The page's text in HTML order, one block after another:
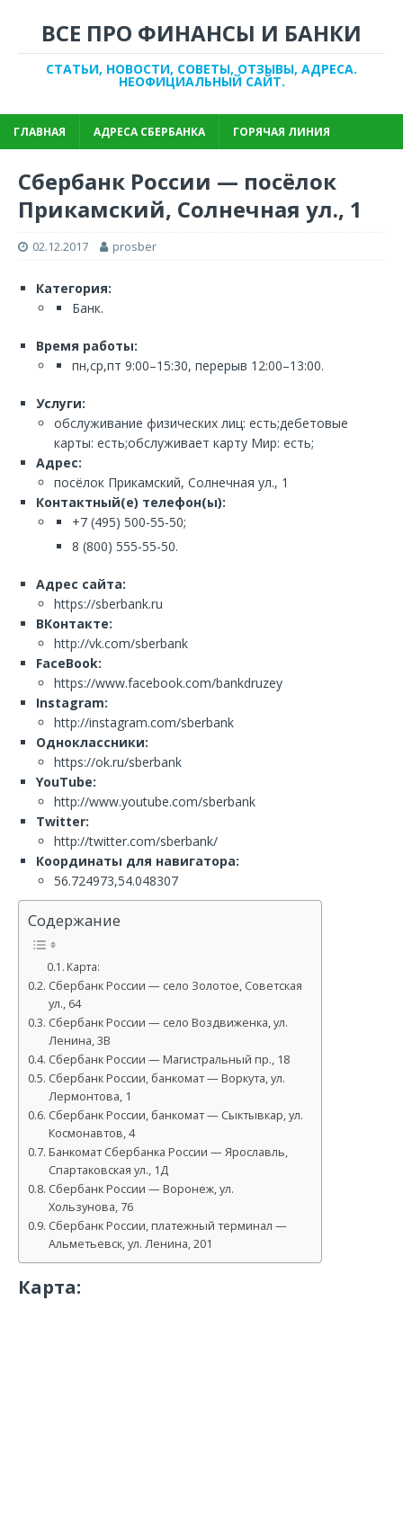
ВСЕ ПРО ФИНАНСЫ И БАНКИ
СТАТЬИ, НОВОСТИ, СОВЕТЫ, ОТЗЫВЫ, АДРЕСА.
НЕОФИЦИАЛЬНЫЙ САЙТ.
ГЛАВНАЯ АДРЕСА СБЕРБАНКА ГОРЯЧАЯ ЛИНИЯ
Сбербанк России — посёлок
Прикамский, Солнечная ул., 1
02.12.2017 prosber
Категория:
Банк.
Время работы:
пн,ср,пт 9:00–15:30, перерыв 12:00–13:00.
Услуги:
обслуживание физических лиц: есть;дебетовые
карты: есть;обслуживает карту Мир: есть;
Адрес:
посёлок Прикамский, Солнечная ул., 1
Контактный(е) телефон(ы):
+7 (495) 500-55-50;
8 (800) 555-55-50.
Адрес сайта:
https://sberbank.ru
ВКонтакте:
http://vk.com/sberbank
FaceBook:
https://www.facebook.com/bankdruzey
Instagram:
http://instagram.com/sberbank
Одноклассники:
https://ok.ru/sberbank
YouTube:
http://www.youtube.com/sberbank
Twitter:
http://twitter.com/sberbank/
Координаты для навигатора:
56.724973,54.048307
Содержание
Карта:
Сбербанк России — село Золотое, Советская
ул., 64
Сбербанк России — село Воздвиженка, ул.
Ленина, 3В
Сбербанк России — Магистральный пр., 18
Сбербанк России, банкомат — Воркута, ул.
Лермонтова, 1
Сбербанк России, банкомат — Сыктывкар, ул.
Космонавтов, 4
Банкомат Сбербанка России — Ярославль,
Спартаковская ул., 1Д
Сбербанк России — Воронеж, ул.
Хользунова, 76
Сбербанк России, платежный терминал —
Альметьевск, ул. Ленина, 201
Карта: